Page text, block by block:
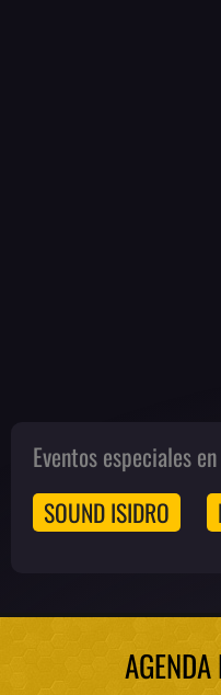
Eventos especiales
SOUND ISIDRO